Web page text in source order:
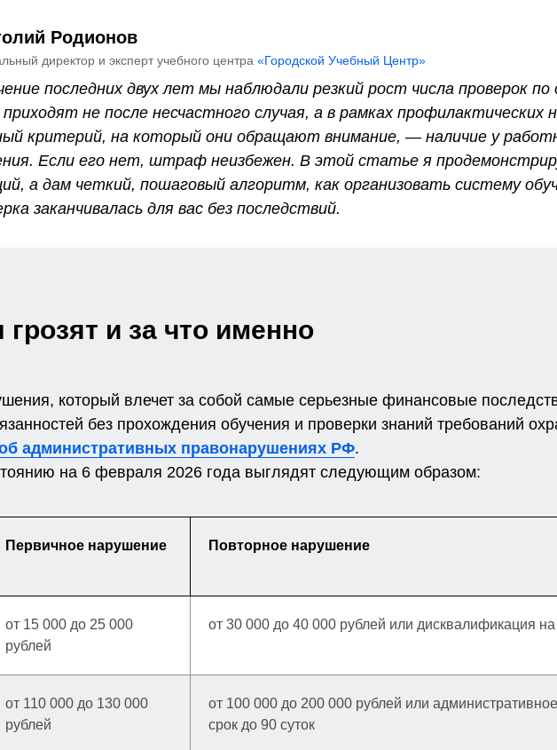
Родионов
директор и эксперт учебного центра «Городской Учебный Центр»
последних двух лет мы наблюдали резкий рост числа проверок
не после несчастного случая, а в рамках профилактических
критерий, на который они обращают внимание, — наличие у
Если его нет, штраф неизбежен. В этой статье я
а дам четкий, пошаговый алгоритм, как организовать систему
заканчивалась для вас без последствий.
и за что именно
который влечет за собой самые серьезные финансовые
без прохождения обучения и проверки знаний требований
об административных правонарушениях РФ.
на 6 февраля 2026 года выглядят следующим образом:
Первичное нарушение Повторное нарушение
от 15 000 до 25 000
рублей
от 30 000 до 40 000 рублей или дисквалификация на
от 110 000 до 130 000
рублей
от 100 000 до 200 000 рублей или
срок до 90 суток